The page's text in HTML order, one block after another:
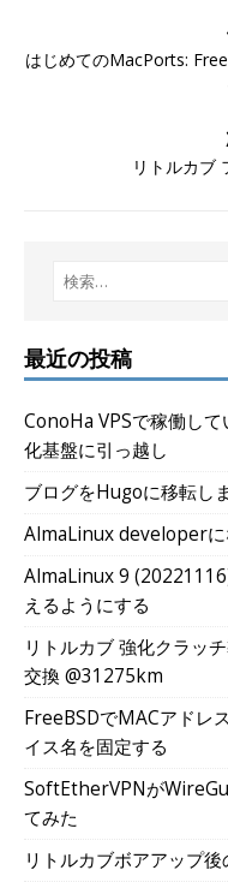
はじめてのMacPorts:
リトルカブ
最近の投稿
ConoHa VPSで稼働し
化基盤に引っ越し
ブログをHugoに移転し
AlmaLinux developerに
AlmaLinux 9
えるようにする
リトルカブ 強化クラッ
交換 @31275km
FreeBSDでMACアドレ
イス名を固定する
SoftEtherVPNが
てみた
リトルカブボアアップ